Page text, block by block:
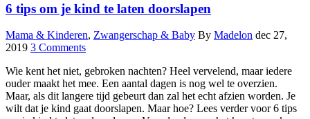
6 tips om je kind te laten doorslapen
Mama & Kinderen, Zwangerschap & Baby By Madelon dec 27,
2019 3 Comments
Wie kent het niet, gebroken nachten? Heel vervelend, maar iedere
ouder maakt het mee. Een aantal dagen is nog wel te overzien.
Maar, als dit langere tijd gebeurt dan zal het echt afzien worden. Je
wilt dat je kind gaat doorslapen. Maar hoe? Lees verder voor 6 tips